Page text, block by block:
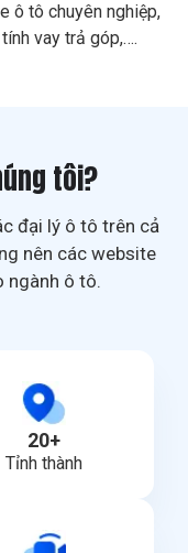
ô tô chuyên nghiệp,
vay trả góp,….
tôi?
đại lý ô tô trên cả
nên các website
ngành ô tô.
20+
Tỉnh thành